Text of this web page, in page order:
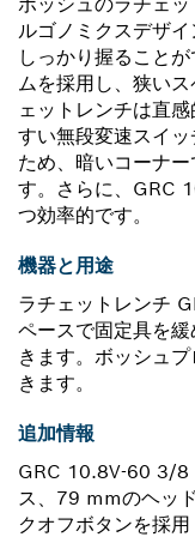
ルゴノミクスデザイ
しっかり握ること
ムを採用し、狭い
ェットレンチは直
すい無段変速スイ
ため、暗いコーナ
す。さらに、GRC
つ効率的です。
機器と用途
ラチェットレンチ
ペースで固定具を
きます。ボッシュ
きます。
追加情報
GRC 10.8V-60 3/8
ス、79 mmのヘッ
クオフボタンを採用